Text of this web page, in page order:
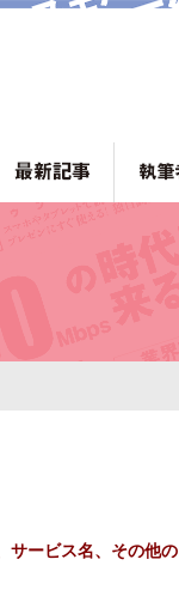
サービス名、その他の